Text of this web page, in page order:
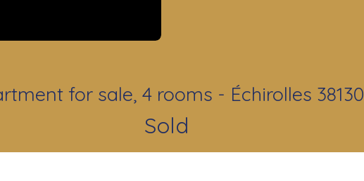
for sale, 4 rooms - Échirolles 38130
Sold